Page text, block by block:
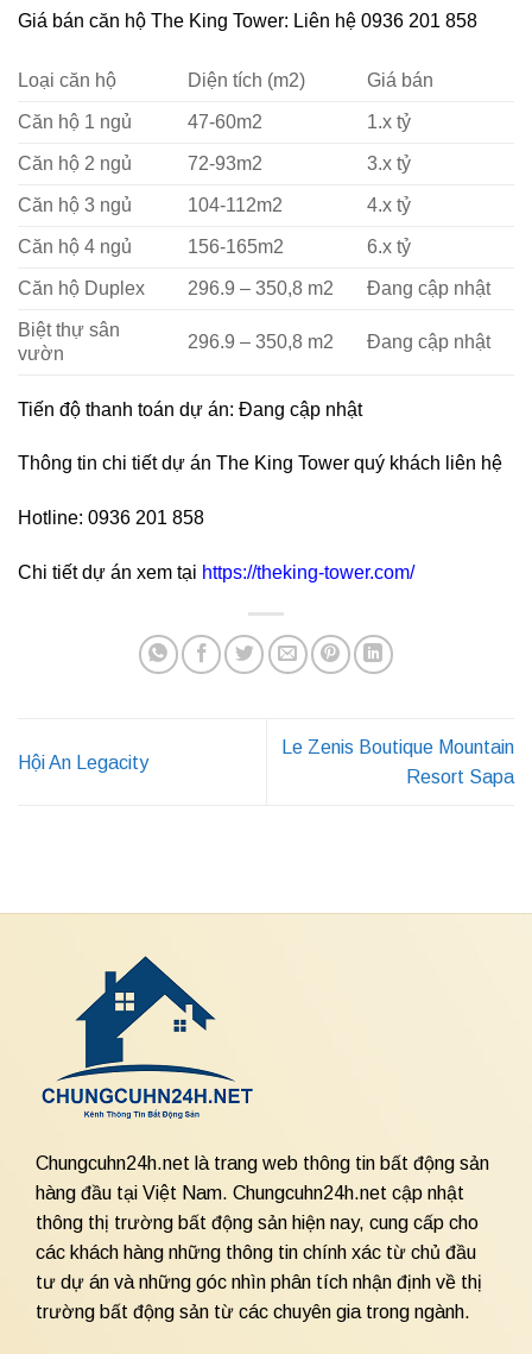
Giá bán căn hộ The King Tower: Liên hệ 0936 201 858
Loại căn hộ Diện tích (m2) Giá bán
Căn hộ 1 ngủ 47-60m2 1.x tỷ
Căn hộ 2 ngủ 72-93m2 3.x tỷ
Căn hộ 3 ngủ 104-112m2 4.x tỷ
Căn hộ 4 ngủ 156-165m2 6.x tỷ
Căn hộ Duplex 296.9 – 350,8 m2 Đang cập nhật
Biệt thự sân
vườn
296.9 – 350,8 m2 Đang cập nhật
Tiến độ thanh toán dự án: Đang cập nhật
Thông tin chi tiết dự án The King Tower quý khách liên hệ
Hotline: 0936 201 858
Chi tiết dự án xem tại https://theking-tower.com/
Hội An Legacity
Le Zenis Boutique Mountain
Resort Sapa
Chungcuhn24h.net là trang web thông tin bất động sản
hàng đầu tại Việt Nam. Chungcuhn24h.net cập nhật
thông thị trường bất động sản hiện nay, cung cấp cho
các khách hàng những thông tin chính xác từ chủ đầu
tư dự án và những góc nhìn phân tích nhận định về thị
trường bất động sản từ các chuyên gia trong ngành.